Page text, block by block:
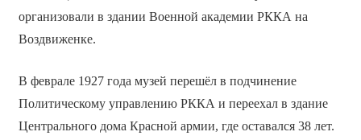
организовали в здании Военной академии РККА на
Воздвиженке.
В феврале 1927 года музей перешёл в подчинение
Политическому управлению РККА и переехал в здание
Центрального дома Красной армии, где оставался 38 лет.